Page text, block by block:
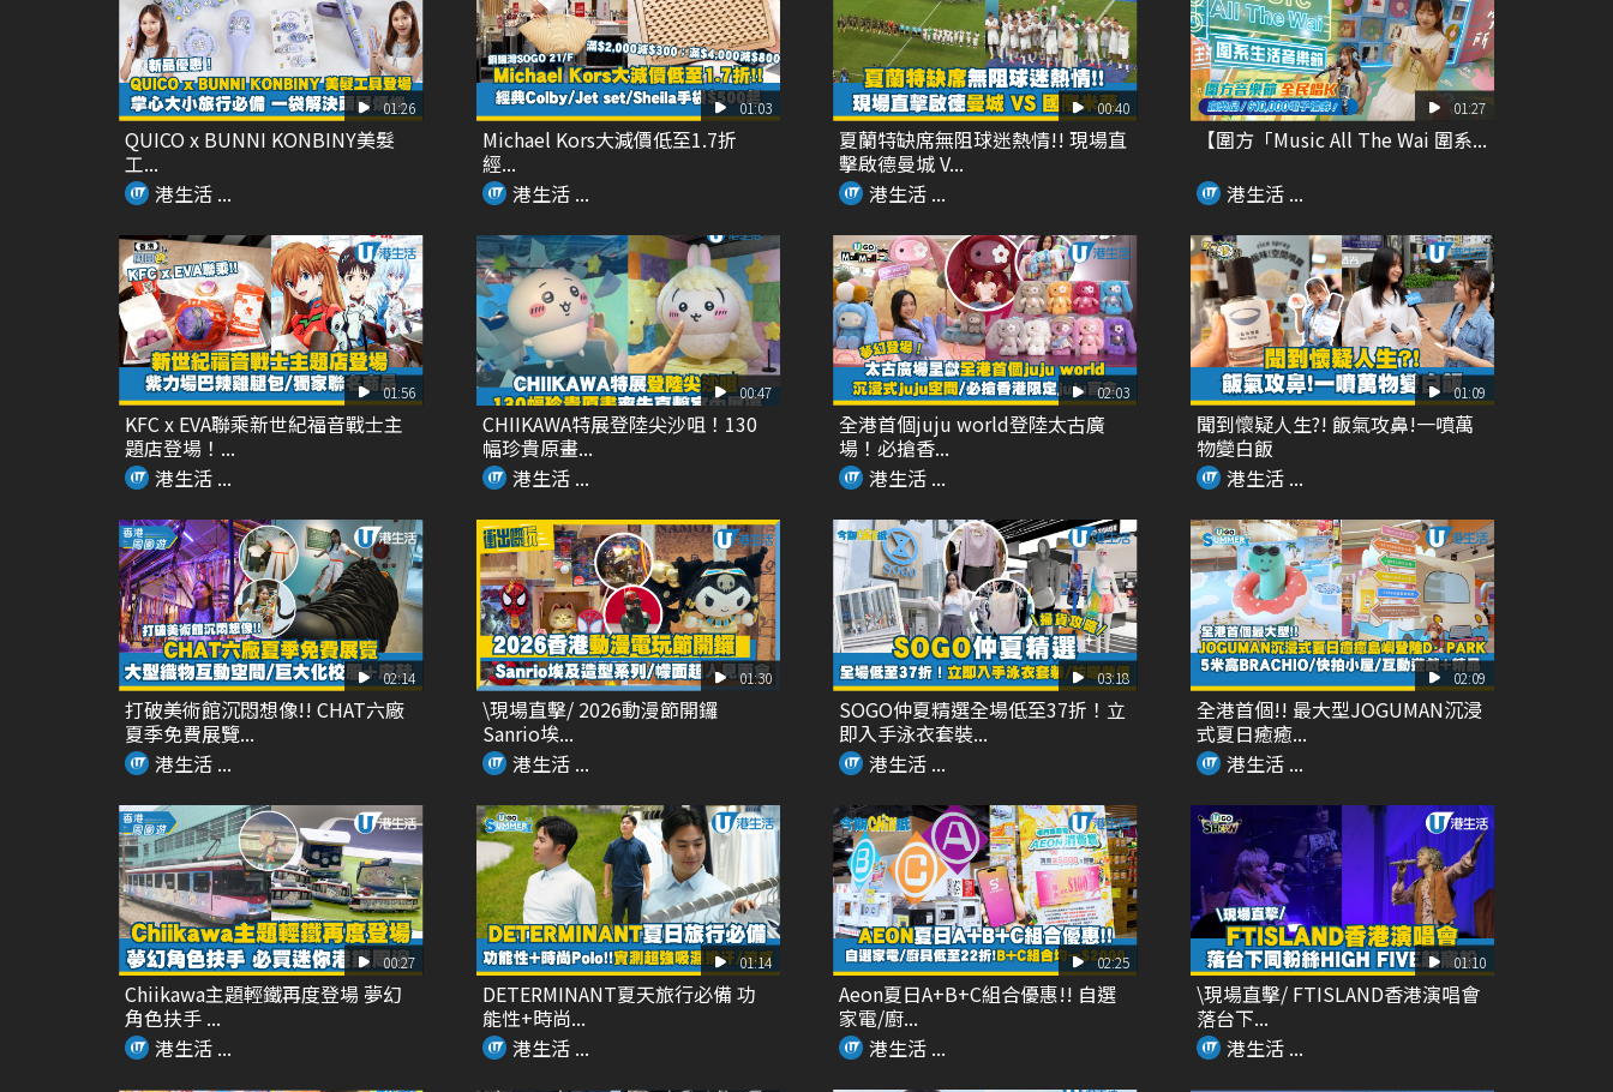
01:26
QUICO x BUNNI KONBINY美髮
工...
港生活 ...
01:03
Michael Kors大減價低至1.7折
經...
港生活 ...
00:40
夏蘭特缺席無阻球迷熱情!! 現場直
擊啟德曼城 V...
港生活 ...
01:27
【圍方「Music All The Wai 圍系...
港生活 ...
01:56
KFC x EVA聯乘新世紀福音戰士主
題店登場！...
港生活 ...
00:47
CHIIKAWA特展登陸尖沙咀！130
幅珍貴原畫...
港生活 ...
02:03
全港首個juju world登陸太古廣
場！必搶香...
港生活 ...
01:09
聞到懷疑人生?! 飯氣攻鼻!一噴萬
物變白飯
港生活 ...
02:14
打破美術館沉悶想像!! CHAT六廠
夏季免費展覽...
港生活 ...
01:30
\現場直擊/ 2026動漫節開鑼
Sanrio埃...
港生活 ...
03:18
SOGO仲夏精選全場低至37折！立
即入手泳衣套裝...
港生活 ...
02:09
全港首個!! 最大型JOGUMAN沉浸
式夏日癒癒...
港生活 ...
00:27
Chiikawa主題輕鐵再度登場 夢幻
角色扶手 ...
港生活 ...
01:14
DETERMINANT夏天旅行必備 功
能性+時尚...
港生活 ...
02:25
Aeon夏日A+B+C組合優惠!! 自選
家電/廚...
港生活 ...
01:10
\現場直擊/ FTISLAND香港演唱會
落台下...
港生活 ...